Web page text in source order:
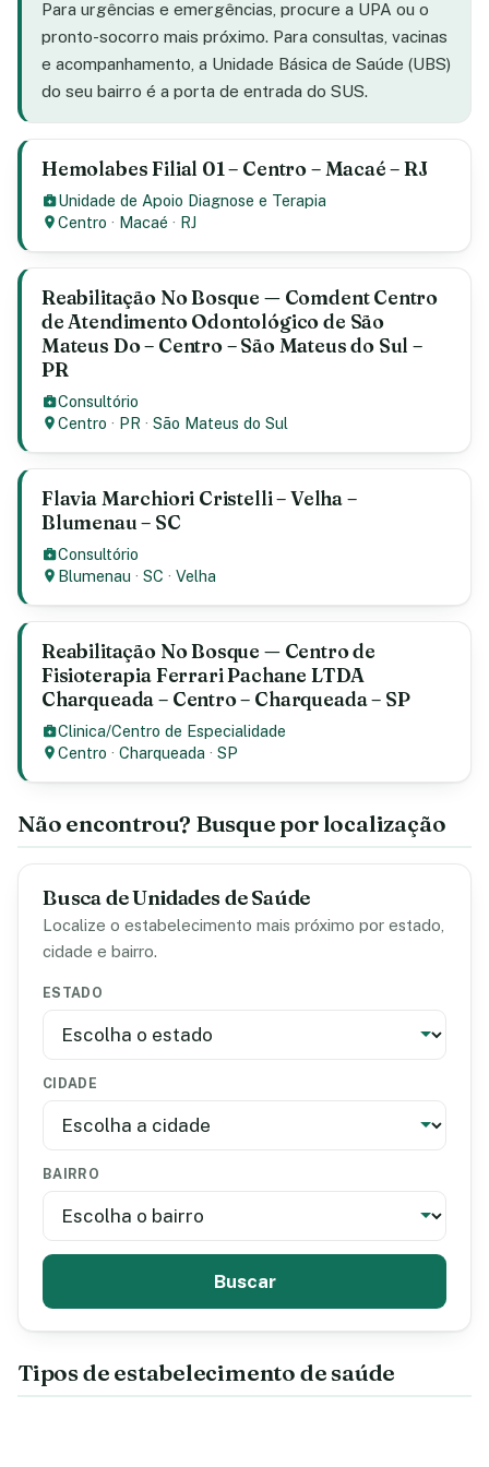
Para urgências e emergências, procure a UPA ou o
pronto-socorro mais próximo. Para consultas, vacinas
e acompanhamento, a Unidade Básica de Saúde (UBS)
do seu bairro é a porta de entrada do SUS.
Hemolabes Filial 01 – Centro – Macaé – RJ
Unidade de Apoio Diagnose e Terapia
Centro · Macaé · RJ
Reabilitação No Bosque — Comdent Centro
de Atendimento Odontológico de São
Mateus Do – Centro – São Mateus do Sul –
PR
Consultório
Centro · PR ·São Mateus do Sul
Flavia Marchiori Cristelli – Velha –
Blumenau – SC
Consultório
Blumenau ·SC ·Velha
Reabilitação No Bosque — Centro de
Fisioterapia Ferrari Pachane LTDA
Charqueada – Centro – Charqueada – SP
Clinica/Centro de Especialidade
Centro ·Charqueada ·SP
Não encontrou? Busque por localização
Busca de Unidades de Saúde
Localize o estabelecimento mais próximo por estado,
cidade e bairro.
ESTADO
CIDADE
BAIRRO
Buscar
Tipos de estabelecimento de saúde